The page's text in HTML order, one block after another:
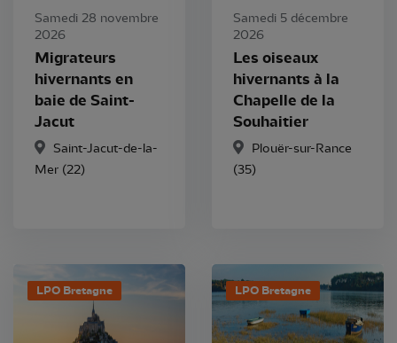
Samedi 28 novembre
2026
Migrateurs
hivernants en
baie de Saint-
Jacut
Saint-Jacut-de-la-
Mer (22)
Samedi 5 décembre
2026
Les oiseaux
hivernants à la
Chapelle de la
Souhaitier
Plouër-sur-Rance
(35)
LPO Bretagne LPO Bretagne